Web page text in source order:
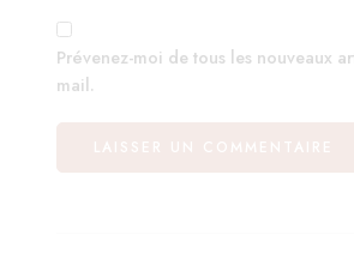
Prévenez-moi de tous les nouveaux
mail.